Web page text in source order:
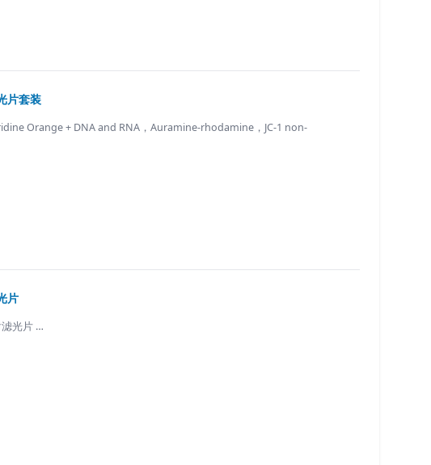
片套装
Orange + DNA and RNA，Auramine-rhodamine，JC-1 non-
片
光片 …